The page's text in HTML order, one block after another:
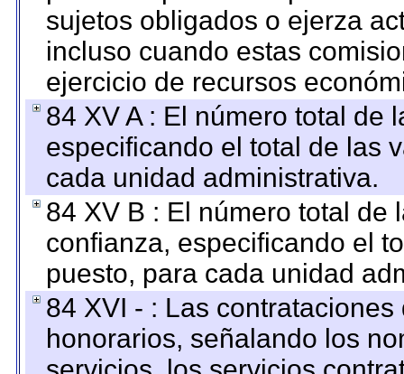
sujetos obligados o ejerza
incluso cuando estas
ejercicio de recursos
84 XV A : El número total de
especificando el total de las
cada unidad administrativa.
84 XV B : El número total de
confianza, especificando el
puesto, para cada unidad
84 XVI - : Las
honorarios, señalando los